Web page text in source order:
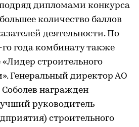
дипломами конкурса
количество баллов
деятельности. По
го года комбинату также
строительного
Генеральный директор АО
награжден
руководитель
строительного